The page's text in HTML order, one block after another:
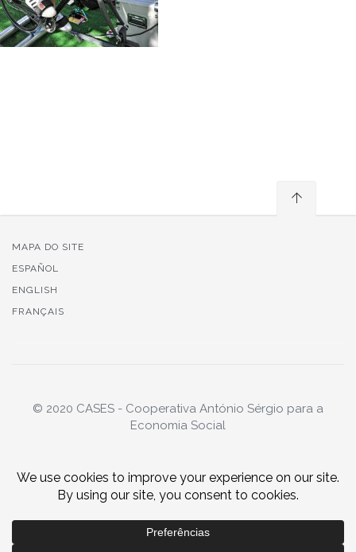
MAPA DO SITE
ESPAÑOL
ENGLISH
FRANÇAIS
© 2020 CASES - Cooperativa António Sérgio para a
Economia Social